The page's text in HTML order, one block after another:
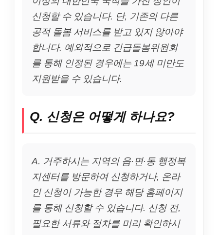
신청할 수 있습니다. 단, 기존의 다른
공적 돌봄 서비스를 받고 있지 않아야
합니다. 예외적으로 긴급돌봄위원회
를 통해 인정된 경우에는 19세 미만도
지원받을 수 있습니다.
Q. 신청은 어떻게 하나요?
A. 거주하시는 지역의 읍·면·동 행정복
지센터를 방문하여 신청하거나, 온라
인 신청이 가능한 경우 해당 홈페이지
를 통해 신청할 수 있습니다. 신청 전,
필요한 서류와 절차를 미리 확인하시